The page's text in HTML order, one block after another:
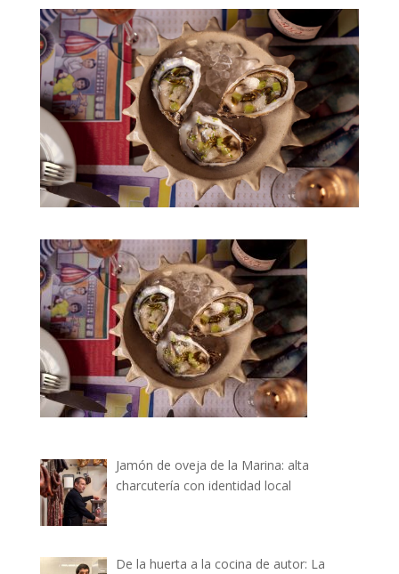
Jamón de oveja de la Marina: alta
charcutería con identidad local
De la huerta a la cocina de autor: La